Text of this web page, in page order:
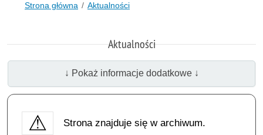
Strona główna Aktualności
Aktualności
↓ Pokaż informacje dodatkowe ↓
Strona znajduje się w archiwum.